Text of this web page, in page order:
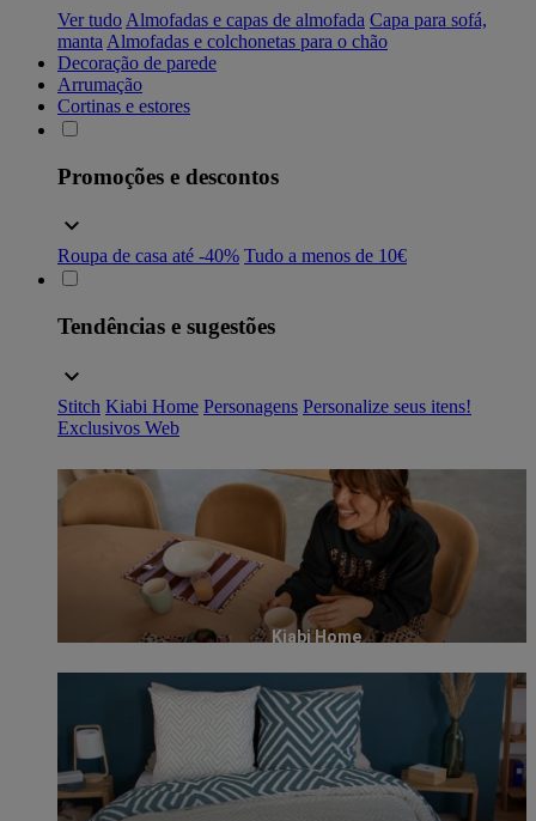
Ver tudo Almofadas e capas de almofada Capa para sofá,
manta Almofadas e colchonetas para o chão
Decoração de parede
Arrumação
Cortinas e estores
Promoções e descontos
Roupa de casa até -40% Tudo a menos de 10€
Tendências e sugestões
Stitch Kiabi Home Personagens Personalize seus itens!
Exclusivos Web
Kiabi Home